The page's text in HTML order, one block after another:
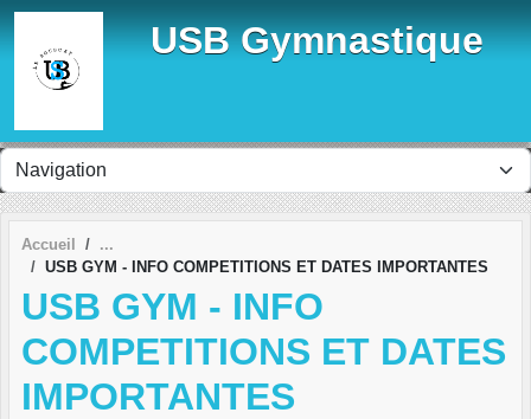
USB Gymnastique
Accueil
USB GYM - INFO COMPETITIONS ET DATES IMPORTANTES
USB GYM - INFO
COMPETITIONS ET DATES
IMPORTANTES
Panneau de gestion des cookies